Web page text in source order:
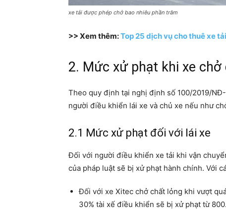
xe tải được phép chở bao nhiêu phần trăm
>> Xem thêm:Top 25 dịch vụ cho thuê xe
2. Mức xử phạt khi xe
Theo quy định tại nghị định số 100/2019/
người điều khiển lái xe và chủ xe nếu như
2.1 Mức xử phạt đối với lái xe
Đối với người điều khiển xe tải khi vận
của pháp luật sẽ bị xử phạt hành chính. Với
Đối với xe Xitec chở chất lỏng khi vượt
30% tài xế điều khiển sẽ bị xử phạt từ